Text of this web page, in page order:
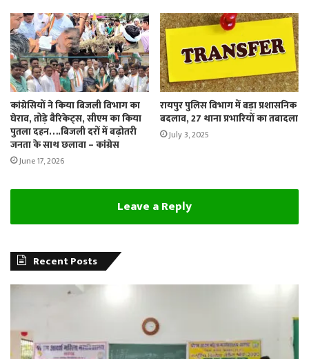
कांग्रेसियों ने किया बिजली विभाग का
घेराव, तोड़े बैरिकेट्स, सीएम का किया
पुतला दहन….बिजली दरों में बढ़ोतरी
जनता के साथ छलावा – कांग्रेस
June 17, 2026
रायपुर पुलिस विभाग में बड़ा प्रशासनिक
बदलाव, 27 थाना प्रभारियों का तबादला
July 3, 2025
Leave a Reply
Recent Posts